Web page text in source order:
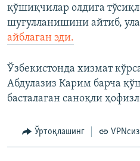
қўшиқчилар олдига
шуғулланишини айтиб,
айблаган эди.
Ўзбекистонда хизмат
Абдулазиз Карим барча
басталаган саноқли
Ўртоқлашинг